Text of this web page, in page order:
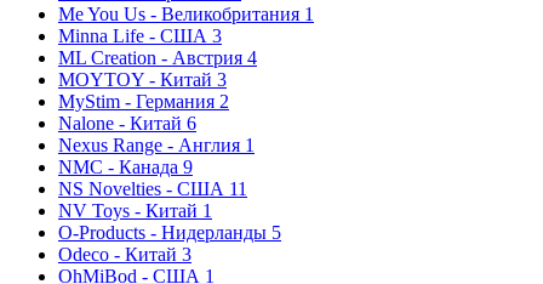
Me You Us - Великобритания 1
Minna Life - США 3
ML Creation - Австрия 4
MOYTOY - Китай 3
MyStim - Германия 2
Nalone - Китай 6
Nexus Range - Англия 1
NMC - Канада 9
NS Novelties - США 11
NV Toys - Китай 1
O-Products - Нидерланды 5
Odeco - Китай 3
OhMiBod - США 1